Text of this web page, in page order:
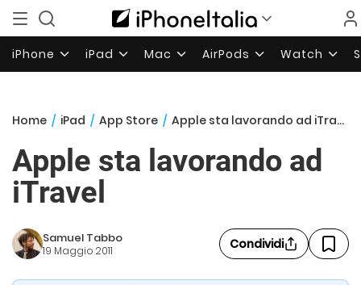
iPhone iPad Mac AirPods Watch
Home / iPad / App Store / Apple sta lavorando ad iTravel
Apple sta lavorando ad
iTravel
Samuel Tabbo
19 Maggio 2011 Condividi